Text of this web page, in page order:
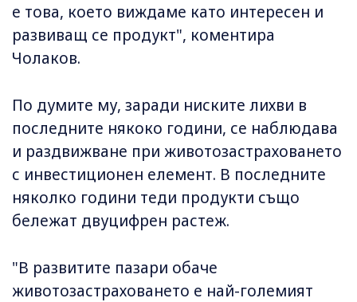
е това, което виждаме като интересен и
развиващ се продукт", коментира
Чолаков.
По думите му, заради ниските лихви в
последните някоко години, се наблюдава
и раздвижване при животозастраховането
с инвестиционен елемент. В последните
няколко години теди продукти също
бележат двуцифрен растеж.
"В развитите пазари обаче
животозастраховането е най-големият